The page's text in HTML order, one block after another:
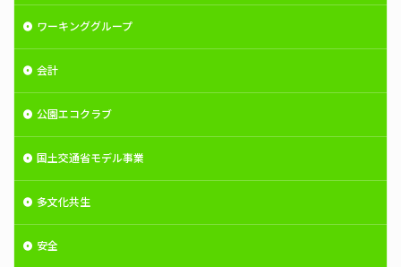
ワーキンググループ
会計
公園エコクラブ
国土交通省モデル事業
多文化共生
安全